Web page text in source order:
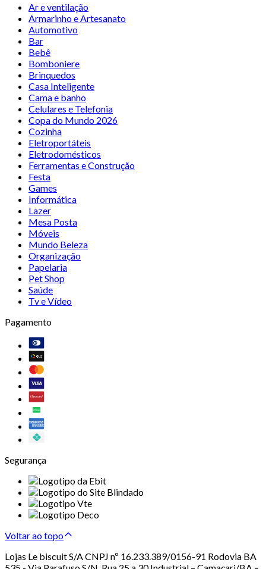
Ar e ventilação
Armarinho e Artesanato
Automotivo
Bar
Bebê
Bomboniere
Brinquedos
Casa Inteligente
Cama e banho
Celulares e Telefonia
Copa do Mundo 2026
Cozinha
Eletroportáteis
Eletrodomésticos
Ferramentas e Construção
Festa
Games
Informática
Lazer
Mesa Posta
Móveis
Mundo Beleza
Organização
Papelaria
Pet Shop
Saúde
Tv e Vídeo
Pagamento
Segurança
Voltar ao topo
Lojas Le biscuit S/A CNPJ nº 16.233.389/0156-91 Rodovia BA